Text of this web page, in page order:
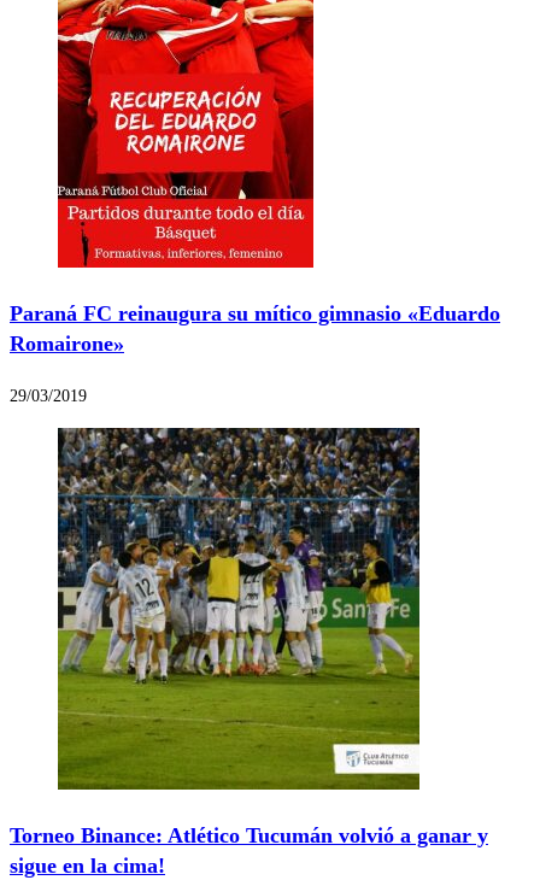
Paraná FC reinaugura su mítico gimnasio «Eduardo
Romairone»
29/03/2019
Torneo Binance: Atlético Tucumán volvió a ganar y
sigue en la cima!